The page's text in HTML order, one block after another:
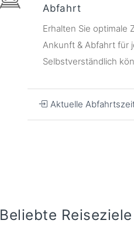
Abfahrt
Erhalten Sie optimale
Ankunft & Abfahrt für
Selbstverständlich
Aktuelle
Beliebte